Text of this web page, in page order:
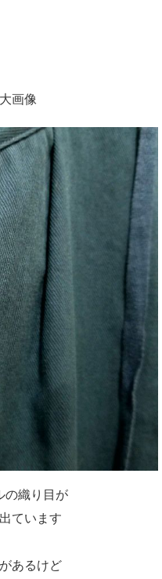
画像
の織り目が
ています
あるけど